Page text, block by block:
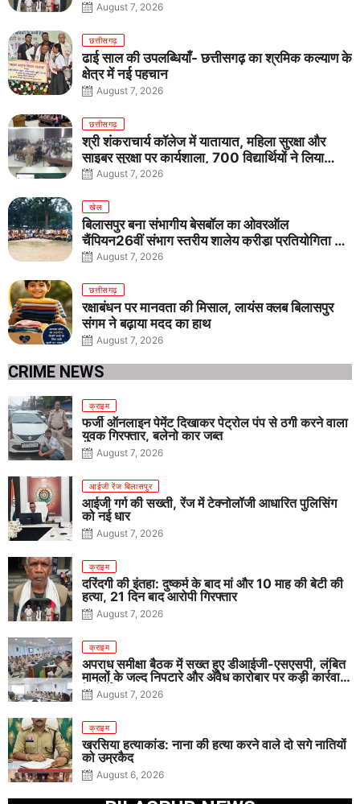
August 7, 2026
छत्तीसगढ़
ढाई साल की उपलब्धियाँ- छत्तीसगढ़ का श्रमिक कल्याण के
क्षेत्र में नई पहचान
August 7, 2026
छत्तीसगढ़
श्री शंकराचार्य कॉलेज में यातायात, महिला सुरक्षा और
साइबर सुरक्षा पर कार्यशाला, 700 विद्यार्थियों ने लिया
जागरूकता का संकल्प
August 7, 2026
खेल
बिलासपुर बना संभागीय बेसबॉल का ओवरऑल
चैंपियन26वीं संभाग स्तरीय शालेय क्रीड़ा प्रतियोगिता में
तीनों आयु वर्गों में शानदार प्रदर्शन
August 7, 2026
छत्तीसगढ़
रक्षाबंधन पर मानवता की मिसाल, लायंस क्लब बिलासपुर
संगम ने बढ़ाया मदद का हाथ
August 7, 2026
CRIME NEWS
क्राइम
फर्जी ऑनलाइन पेमेंट दिखाकर पेट्रोल पंप से ठगी करने वाला
युवक गिरफ्तार, बलेनो कार जब्त
August 7, 2026
आईजी रेंज बिलासपुर
आईजी गर्ग की सख्ती, रेंज में टेक्नोलॉजी आधारित पुलिसिंग
को नई धार
August 7, 2026
क्राइम
दरिंदगी की इंतहा: दुष्कर्म के बाद मां और 10 माह की बेटी की
हत्या, 21 दिन बाद आरोपी गिरफ्तार
August 7, 2026
क्राइम
अपराध समीक्षा बैठक में सख्त हुए डीआईजी-एसएसपी, लंबित
मामलों के जल्द निपटारे और अवैध कारोबार पर कड़ी कार्रवाई
के निर्देश
August 7, 2026
क्राइम
खरसिया हत्याकांड: नाना की हत्या करने वाले दो सगे नातियों
को उम्रकैद
August 6, 2026